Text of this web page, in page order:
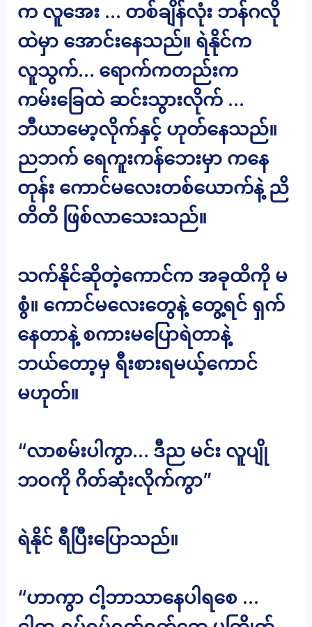
က လူအေး … တစ်ချိန်လုံး ဘန်ဂလို
ထဲမှာ အောင်းနေသည်။ ရဲနိုင်က
လူသွက်… ရောက်ကတည်းက
ကမ်းခြေထဲ ဆင်းသွားလိုက် …
ဘီယာမော့လိုက်နှင့် ဟုတ်နေသည်။
ညဘက် ရေကူးကန်ဘေးမှာ ကနေ
တုန်း ကောင်မလေးတစ်ယောက်နဲ့ ညိ
တိတိ ဖြစ်လာသေးသည်။
သက်နိုင်ဆိုတဲ့ကောင်က အခုထိကို မ
စွံ။ ကောင်မလေးတွေနဲ့ တွေ့ရင် ရှက်
နေတာနဲ့ စကားမပြောရဲတာနဲ့
ဘယ်တော့မှ ရီးစားရမယ့်ကောင်
မဟုတ်။
“လာစမ်းပါကွာ… ဒီည မင်း လူပျို
ဘဝကို ဂိတ်ဆုံးလိုက်ကွာ”
ရဲနိုင် ရီပြီးပြောသည်။
“ဟာကွာ ငါ့ဘာသာနေပါရစေ …